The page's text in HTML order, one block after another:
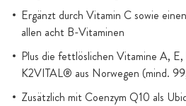
Ergänzt durch Vitamin C sowie
allen acht B-Vitaminen
Plus die fettlöslichen Vitamine A, E,
K2VITAL® aus Norwegen (mind.
Zusätzlich mit Coenzym Q10 als